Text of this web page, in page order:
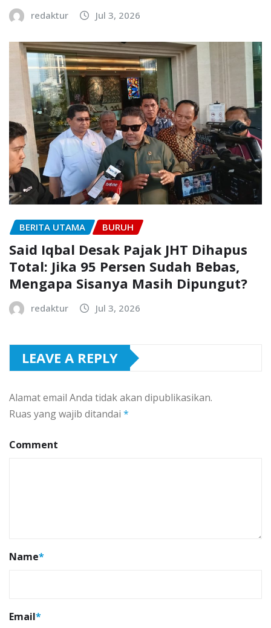
redaktur Jul 3, 2026
BERITA UTAMA BURUH
Said Iqbal Desak Pajak JHT Dihapus
Total: Jika 95 Persen Sudah Bebas,
Mengapa Sisanya Masih Dipungut?
redaktur Jul 3, 2026
LEAVE A REPLY
Alamat email Anda tidak akan dipublikasikan.
Ruas yang wajib ditandai *
Comment
Name*
Email*